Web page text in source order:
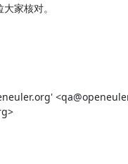
家核对。